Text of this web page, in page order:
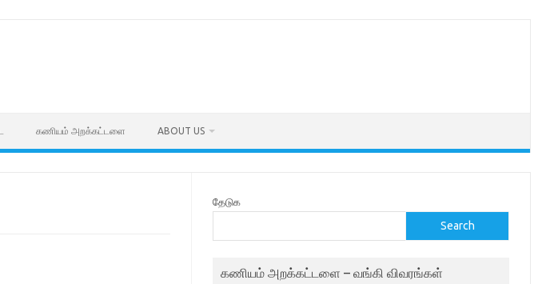
கணியம் அறக்கட்டளை ABOUT US
தேடுக
Search
கணியம் அறக்கட்டளை – வங்கி விவரங்கள்